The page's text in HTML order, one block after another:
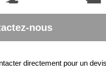
nous
directement pour un